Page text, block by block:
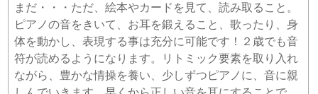
まだ・・・ただ、絵本やカードを見て、読み取ること。
ピアノの音をきいて、お耳を鍛えること、歌ったり、身
体を動かし、表現する事は充分に可能です！２歳でも音
符が読めるようになります。リトミック要素を取り入れ
ながら、豊かな情操を養い、少しずつピアノに、音に親